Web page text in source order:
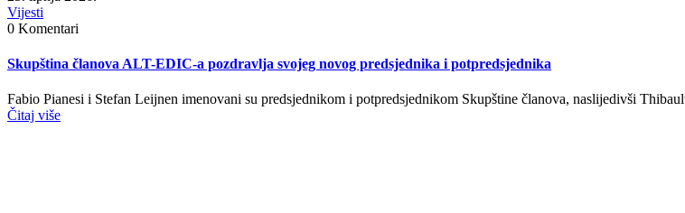
Vijesti
0 Komentari
Skupština članova ALT-EDIC-a pozdravlja svojeg novog predsjednika i potpredsjednika
Fabio Pianesi i Stefan Leijnen imenovani su predsjednikom i potpredsjednikom Skupštine članova, naslijedivši
Čitaj više